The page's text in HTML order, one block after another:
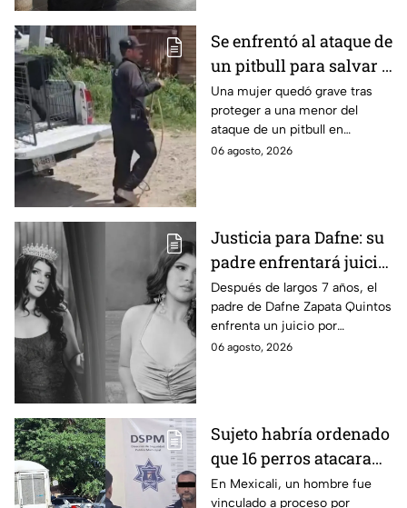
Se enfrentó al ataque de
un pitbull para salvar a
una menor; hoy lucha
por su vida en Zapopan
Una mujer quedó grave tras
proteger a una menor del
ataque de un pitbull en
Zapopan; la víctima sufrió
06 agosto, 2026
Justicia para Dafne: su
padre enfrentará juicio
por presunto abuso
cometido en 2019 en
Tamaulipas
Después de largos 7 años, el
padre de Dafne Zapata Quintos
enfrenta un juicio por
presuntamente abusar de la
06 agosto, 2026
Sujeto habría ordenado
que 16 perros atacaran
a su hermana con
En Mexicali, un hombre fue
vinculado a proceso por